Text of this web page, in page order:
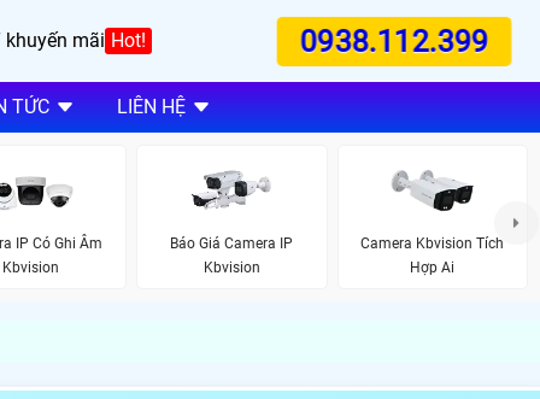
khuyến mãi Hot! 0938.112.399
TỨC LIÊN HỆ
IP Có Ghi Âm
Kbvision
Báo Giá Camera IP
Kbvision
Camera Kbvision Tích
Hợp Ai